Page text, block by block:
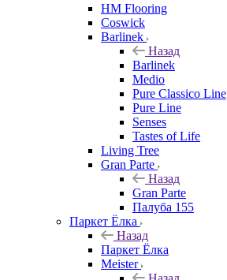
HM Flooring
Coswick
Barlinek
Назад
Barlinek
Medio
Pure Classico Line
Pure Line
Senses
Tastes of Life
Living Tree
Gran Parte
Назад
Gran Parte
Палуба 155
Паркет Ёлка
Назад
Паркет Ёлка
Meister